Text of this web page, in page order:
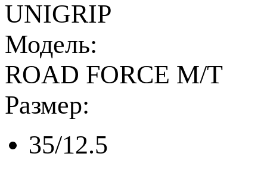
UNIGRIP
Модель:
ROAD FORCE M/T
Размер:
35/12.5